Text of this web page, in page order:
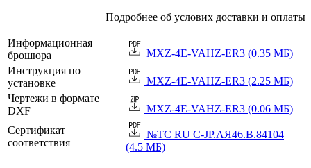
Подробнее об услових доставки и оплаты
Информационная
брошюра
MXZ-4E-VAHZ-ER3 (0.35 МБ)
Инструкция по
установке
MXZ-4E-VAHZ-ER3 (2.25 МБ)
Чертежи в формате
DXF
MXZ-4E-VAHZ-ER3 (0.06 МБ)
Сертификат
соответствия
№TC RU C-JP.АЯ46.B.84104
(4.5 МБ)